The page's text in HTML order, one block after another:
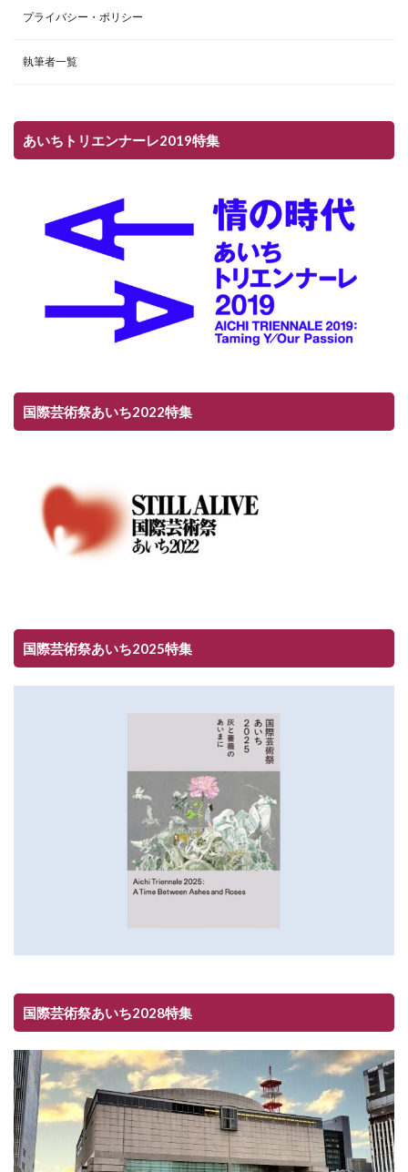
プライバシー・ポリシー
執筆者一覧
あいちトリエンナーレ2019特集
国際芸術祭あいち2022特集
国際芸術祭あいち2025特集
国際芸術祭あいち2028特集